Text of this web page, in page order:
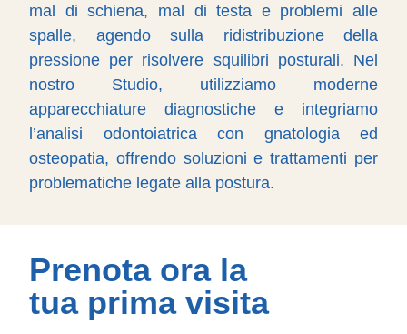
mal di schiena, mal di testa e problemi alle
spalle, agendo sulla ridistribuzione della
pressione per risolvere squilibri posturali. Nel
nostro Studio, utilizziamo moderne
apparecchiature diagnostiche e integriamo
l’analisi odontoiatrica con gnatologia ed
osteopatia, offrendo soluzioni e trattamenti per
problematiche legate alla postura.
Prenota ora la
tua prima visita